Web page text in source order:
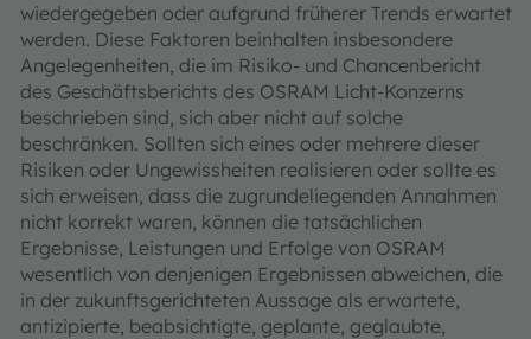
wiedergegeben oder aufgrund früherer Trends erwartet
werden. Diese Faktoren beinhalten insbesondere
Angelegenheiten, die im Risiko- und Chancenbericht
des Geschäftsberichts des OSRAM Licht-Konzerns
beschrieben sind, sich aber nicht auf solche
beschränken. Sollten sich eines oder mehrere dieser
Risiken oder Ungewissheiten realisieren oder sollte es
sich erweisen, dass die zugrundeliegenden Annahmen
nicht korrekt waren, können die tatsächlichen
Ergebnisse, Leistungen und Erfolge von OSRAM
wesentlich von denjenigen Ergebnissen abweichen, die
in der zukunftsgerichteten Aussage als erwartete,
antizipierte, beabsichtigte, geplante, geglaubte,